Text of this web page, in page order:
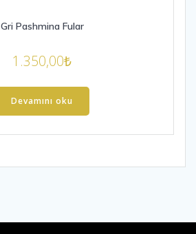
Gri Pashmina Fular
1.350,00₺
Devamını oku